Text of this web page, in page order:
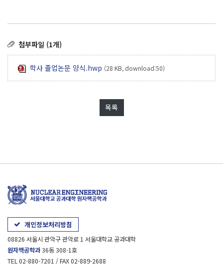
첨부파일 (1개)
학사 졸업논문 양식.hwp (28 KB, download:50)
목록
개인정보처리방침
08826 서울시 관악구 관악로 1 서울대학교 공과대학
원자핵공학과36동 308-1호
TEL 02-880-7201 / FAX 02-889-2688